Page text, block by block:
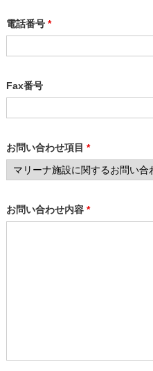
電話番号 *
Fax番号
お問い合わせ項目 *
お問い合わせ内容 *